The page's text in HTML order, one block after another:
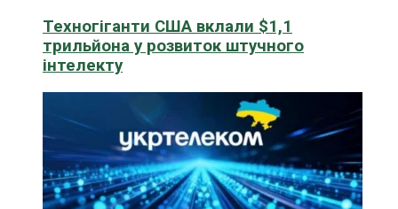
Техногіганти США вклали $1,1
трильйона у розвиток штучного
інтелекту